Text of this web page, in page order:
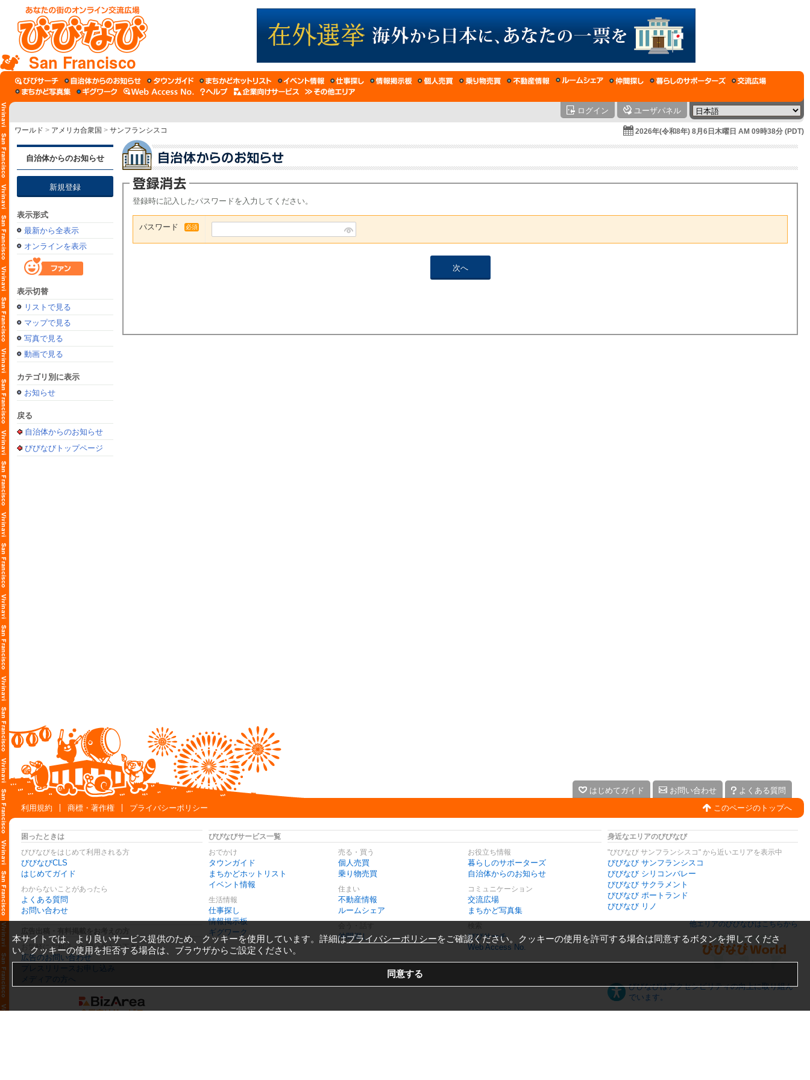
San Francisco
ログイン ユーザパネル
ワールド > アメリカ合衆国 > サンフランシスコ 2026年(令和8年) 8月6日木曜日 AM 09時38分 (PDT)
自治体からのお知らせ
新規登録
表示形式
最新から全表示
オンラインを表示
表示切替
リストで見る
マップで見る
写真で見る
動画で見る
カテゴリ別に表示
お知らせ
戻る
自治体からのお知らせ
びびなびトップページ
登録時に記入したパスワードを入力してください。
パスワード 必須
はじめてガイド お問い合わせ
よくある質問
利用規約
商標・著作権 プライバシーポリシー このページのトップへ
困ったときは
びびなびをはじめて利用される方
びびなびCLS
はじめてガイド
わからないことがあったら
よくある質問
お問い合わせ
お気軽にご相談・お問い合わせ下さい
広告のお問い合わせ
プレスリリースお申し込み
メディアの方へ
びびなびサービス一覧
おでかけ
タウンガイド
まちかどホットリスト
イベント情報
生活情報
仕事探し
情報掲示板
ギグワーク
売る・買う
個人売買
乗り物売買
住まい
不動産情報
ルームシェア
仲間探し
お役立ち情報
暮らしのサポーターズ
自治体からのお知らせ
コミュニケーション
交流広場
まちかど写真集
びびサーチ
Web Access No.
身近なエリアのびびなび
"びびなび サンフランシスコ" から近いエリアを表示中
びびなび サンフランシスコ
びびなび シリコンバレー
びびなび サクラメント
びびなび ポートランド
びびなび リノ
他エリアのびびなびはこちらから
びびなびはアクセシビリティの向上に取り組ん
でいます。
本サイトでは、より良いサービス提供のため、クッキーを使用しています。詳細はプライバシーポリシーをご確認ください。クッキーの使用を許可する場合は同意するボタンを押してくださ
い。クッキーの使用を拒否する場合は、ブラウザからご設定ください。